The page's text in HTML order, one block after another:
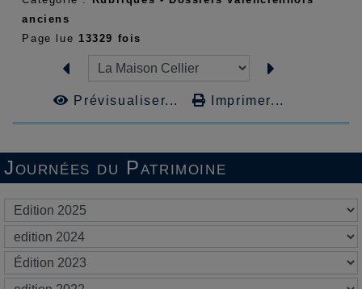
Journées du Patrimoine
anciens
Page lue 13329 fois
Prévisualiser... Imprimer...